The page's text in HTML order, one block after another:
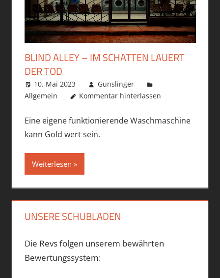
BLIND ALLEY – IM SCHATTEN LAUERT
DER TOD
10. Mai 2023
Gunslinger
Allgemein
Kommentar hinterlassen
Eine eigene funktionierende Waschmaschine
kann Gold wert sein.
Weiterlesen
UNSERE SCHUBLADEN
Die Revs folgen unserem bewährten
Bewertungssystem: